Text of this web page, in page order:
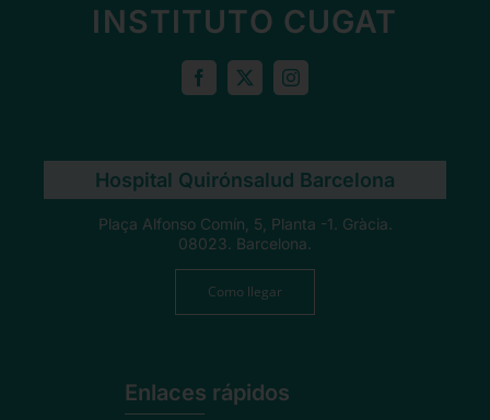
INSTITUTO CUGAT
Enlaces rápidos
Hospital Quirónsalud Barcelona
Plaça Alfonso Comín, 5, Planta -1. Gràcia.
08023. Barcelona.
Como llegar